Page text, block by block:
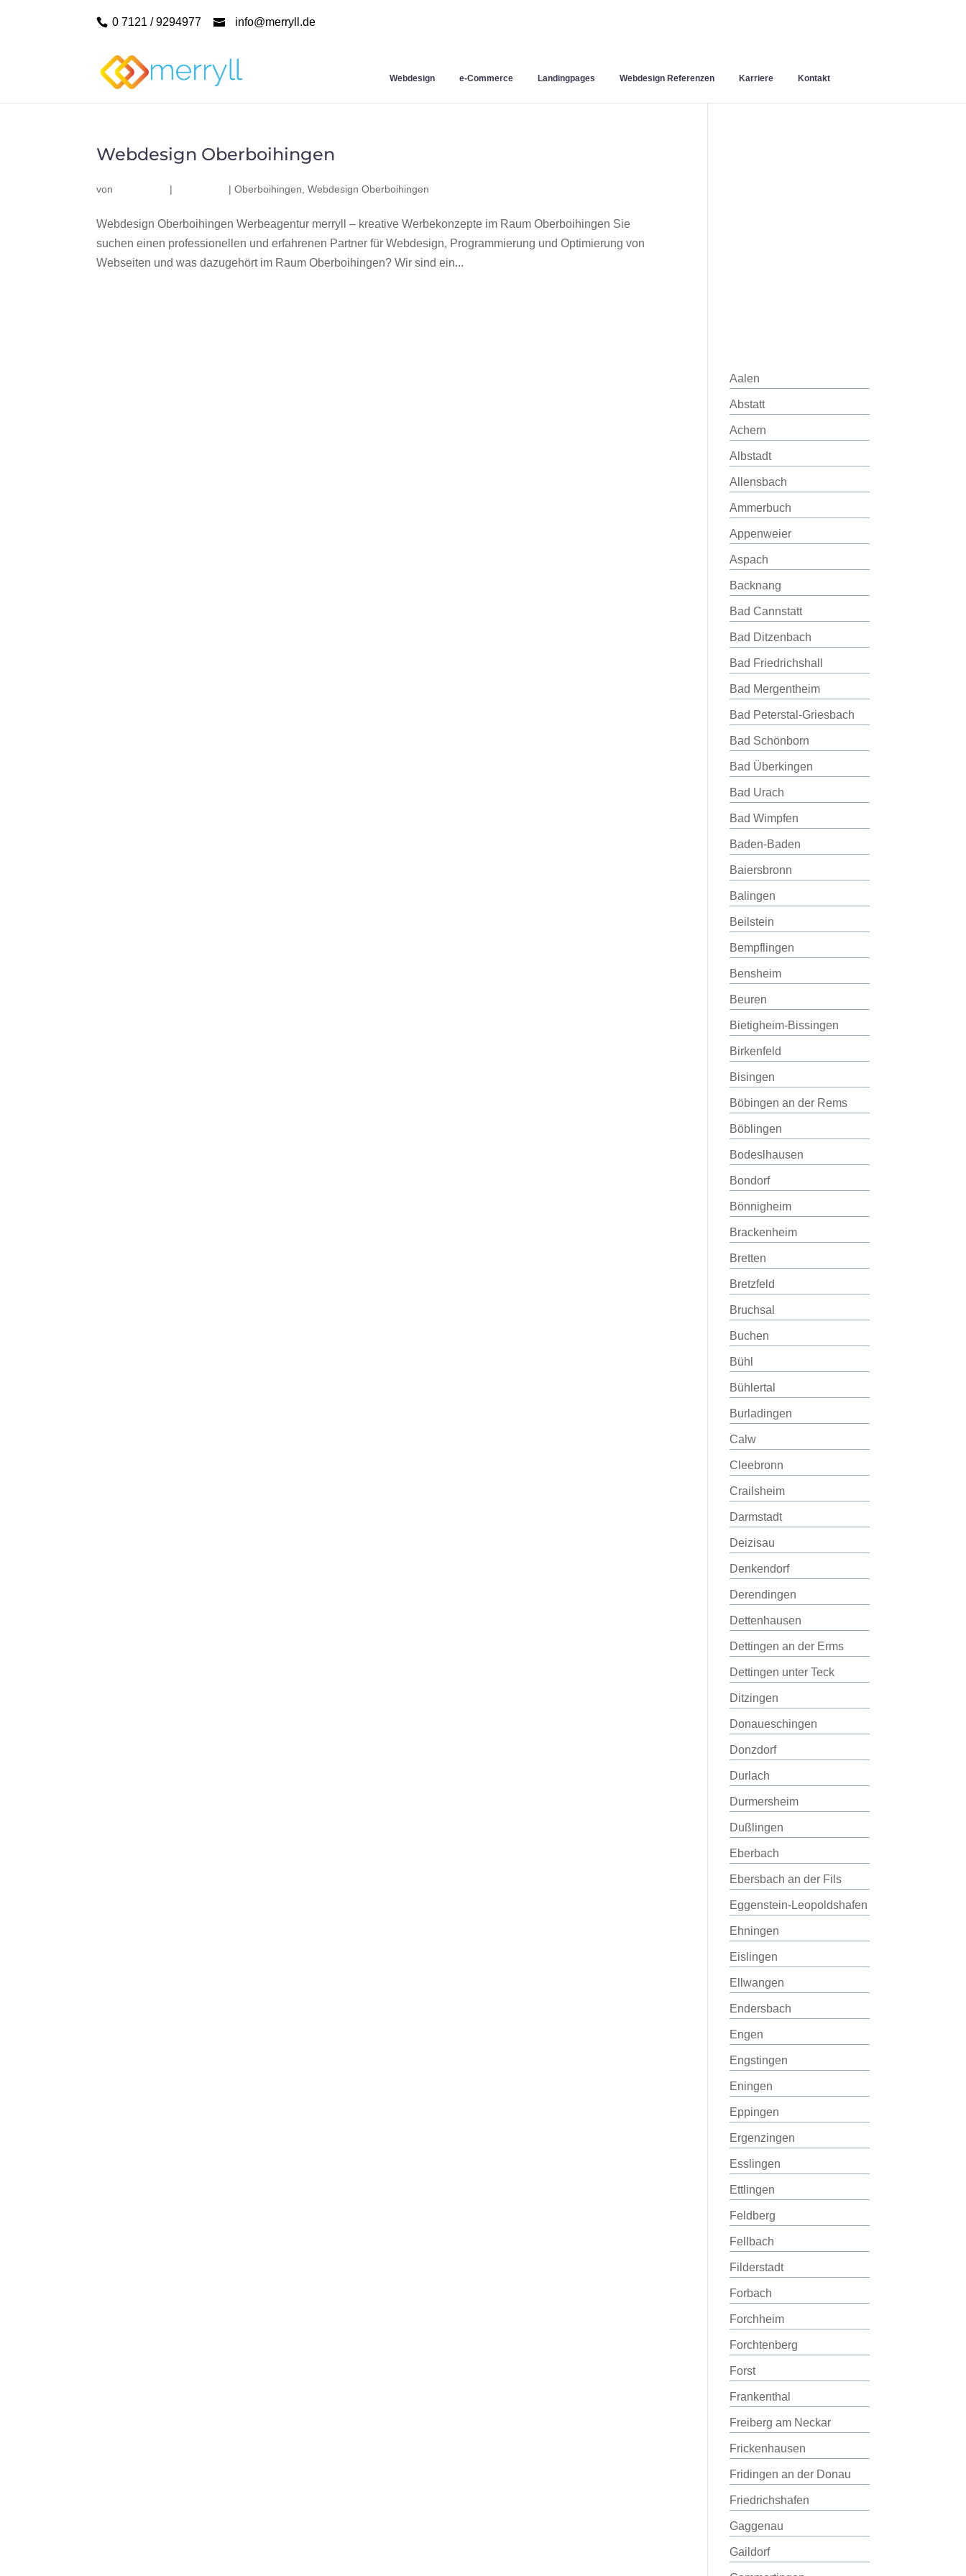
0 7121 / 9294977 info@merryll.de
Webdesign e-Commerce Landingpages Webdesign Referenzen Karriere Kontakt
Webdesign Oberboihingen
von | |Oberboihingen ,Webdesign Oberboihingen
Webdesign Oberboihingen Werbeagentur merryll – kreative Werbekonzepte im Raum Oberboihingen Sie
suchen einen professionellen und erfahrenen Partner für Webdesign, Programmierung und Optimierung von
Webseiten und was dazugehört im Raum Oberboihingen? Wir sind ein...
Aalen
Abstatt
Achern
Albstadt
Allensbach
Ammerbuch
Appenweier
Aspach
Backnang
Bad Cannstatt
Bad Ditzenbach
Bad Friedrichshall
Bad Mergentheim
Bad Peterstal-Griesbach
Bad Schönborn
Bad Überkingen
Bad Urach
Bad Wimpfen
Baden-Baden
Baiersbronn
Balingen
Beilstein
Bempflingen
Bensheim
Beuren
Bietigheim-Bissingen
Birkenfeld
Bisingen
Böbingen an der Rems
Böblingen
Bodeslhausen
Bondorf
Bönnigheim
Brackenheim
Bretten
Bretzfeld
Bruchsal
Buchen
Bühl
Bühlertal
Burladingen
Calw
Cleebronn
Crailsheim
Darmstadt
Deizisau
Denkendorf
Derendingen
Dettenhausen
Dettingen an der Erms
Dettingen unter Teck
Ditzingen
Donaueschingen
Donzdorf
Durlach
Durmersheim
Dußlingen
Eberbach
Ebersbach an der Fils
Eggenstein-Leopoldshafen
Ehningen
Eislingen
Ellwangen
Endersbach
Engen
Engstingen
Eningen
Eppingen
Ergenzingen
Esslingen
Ettlingen
Feldberg
Fellbach
Filderstadt
Forbach
Forchheim
Forchtenberg
Forst
Frankenthal
Freiberg am Neckar
Frickenhausen
Fridingen an der Donau
Friedrichshafen
Gaggenau
Gaildorf